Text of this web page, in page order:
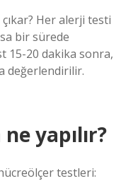
Her alerji testi
bir sürede
15-20 dakika sonra,
değerlendirilir.
yapılır?
testleri: